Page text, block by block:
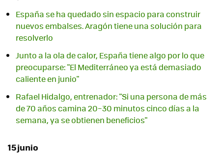
España se ha quedado sin espacio para construir
nuevos embalses. Aragón tiene una solución para
resolverlo
Junto a la ola de calor, España tiene algo por lo que
preocuparse: "El Mediterráneo ya está demasiado
caliente en junio"
Rafael Hidalgo, entrenador: "Si una persona de más
de 70 años camina 20–30 minutos cinco días a la
semana, ya se obtienen beneficios"
15 junio